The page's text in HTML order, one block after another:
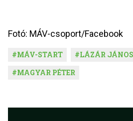
Fotó: MÁV-csoport/Facebook
#MÁV-START #LÁZÁR JÁNOS
#MAGYAR PÉTER